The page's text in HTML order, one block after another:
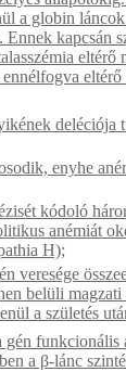
a globin
kapcsán
eltérő
ennélfogva
deléciója
enyhe
kódoló
anémiát
H);
veresége
belüli
a születés
gén
a β-lánc